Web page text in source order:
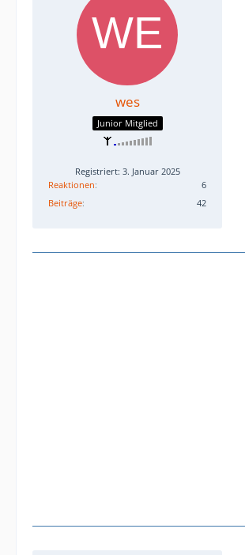
wes
Junior Mitglied
Registriert: 3. Januar 2025
Reaktionen
6
Beiträge
42